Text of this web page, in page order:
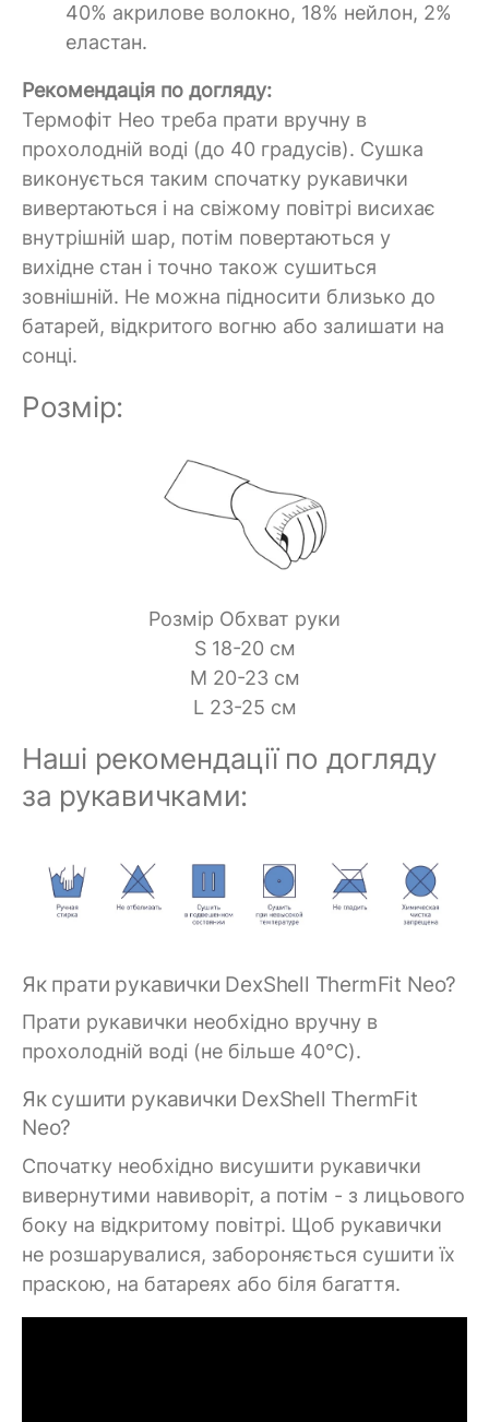
40% акрилове волокно, 18% нейлон, 2%
еластан.
Рекомендація по догляду:
Термофіт Нео треба прати вручну в
прохолодній воді (до 40 градусів). Сушка
виконується таким спочатку рукавички
вивертаються і на свіжому повітрі висихає
внутрішній шар, потім повертаються у
вихідне стан і точно також сушиться
зовнішній. Не можна підносити близько до
батарей, відкритого вогню або залишати на
сонці.
Розмір:
Розмір Обхват руки
S 18-20 см
M 20-23 см
L 23-25 см
Наші рекомендації по догляду
за рукавичками:
Як прати рукавички DexShell ThermFit Neo?
Прати рукавички необхідно вручну в
прохолодній воді (не більше 40°C).
Як сушити рукавички DexShell ThermFit
Neo?
Спочатку необхідно висушити рукавички
вивернутими навиворіт, а потім - з лицьового
боку на відкритому повітрі. Щоб рукавички
не розшарувалися, забороняється сушити їх
праскою, на батареях або біля багаття.